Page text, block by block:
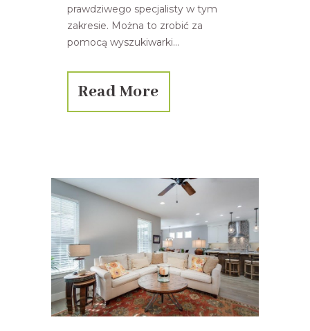
prawdziwego specjalisty w tym
zakresie. Można to zrobić za
pomocą wyszukiwarki...
Read More